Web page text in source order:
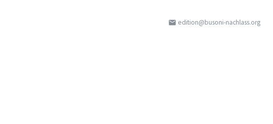
email edition@busoni-nachlass.org